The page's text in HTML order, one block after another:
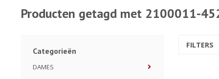
Producten getagd met 2100011-
Categorieën
DAMES
FILTERS